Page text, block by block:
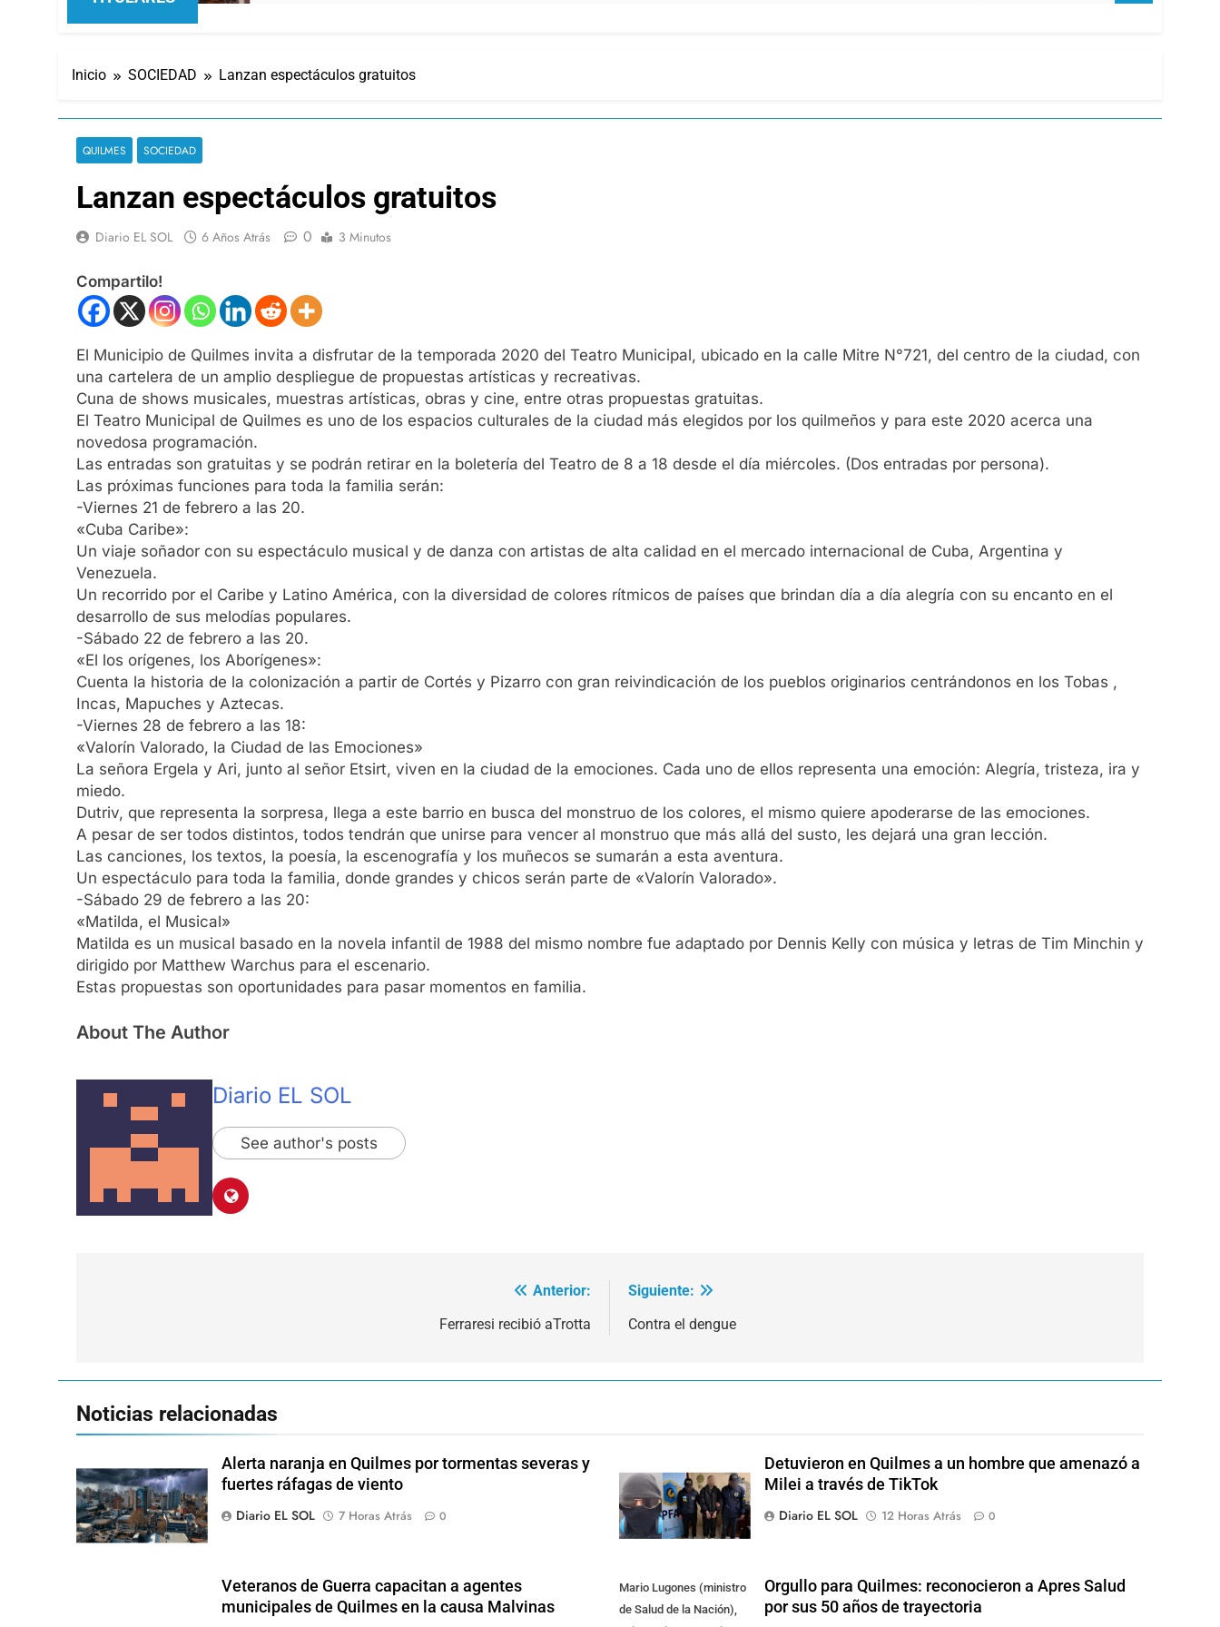
Inicio SOCIEDAD Lanzan espectáculos gratuitos
QUILMES SOCIEDAD
Lanzan espectáculos gratuitos
Diario EL SOL 6 Años Atrás 0 3 Minutos
Compartilo!
El Municipio de Quilmes invita a disfrutar de la temporada 2020 del Teatro Municipal, ubicado en la calle Mitre N°721, del centro de la ciudad, con
una cartelera de un amplio despliegue de propuestas artísticas y recreativas.
Cuna de shows musicales, muestras artísticas, obras y cine, entre otras propuestas gratuitas.
El Teatro Municipal de Quilmes es uno de los espacios culturales de la ciudad más elegidos por los quilmeños y para este 2020 acerca una
novedosa programación.
Las entradas son gratuitas y se podrán retirar en la boletería del Teatro de 8 a 18 desde el día miércoles. (Dos entradas por persona).
Las próximas funciones para toda la familia serán:
-Viernes 21 de febrero a las 20.
«Cuba Caribe»:
Un viaje soñador con su espectáculo musical y de danza con artistas de alta calidad en el mercado internacional de Cuba, Argentina y
Venezuela.
Un recorrido por el Caribe y Latino América, con la diversidad de colores rítmicos de países que brindan día a día alegría con su encanto en el
desarrollo de sus melodías populares.
-Sábado 22 de febrero a las 20.
«El los orígenes, los Aborígenes»:
Cuenta la historia de la colonización a partir de Cortés y Pizarro con gran reivindicación de los pueblos originarios centrándonos en los Tobas ,
Incas, Mapuches y Aztecas.
-Viernes 28 de febrero a las 18:
«Valorín Valorado, la Ciudad de las Emociones»
La señora Ergela y Ari, junto al señor Etsirt, viven en la ciudad de la emociones. Cada uno de ellos representa una emoción: Alegría, tristeza, ira y
miedo.
Dutriv, que representa la sorpresa, llega a este barrio en busca del monstruo de los colores, el mismo quiere apoderarse de las emociones.
A pesar de ser todos distintos, todos tendrán que unirse para vencer al monstruo que más allá del susto, les dejará una gran lección.
Las canciones, los textos, la poesía, la escenografía y los muñecos se sumarán a esta aventura.
Un espectáculo para toda la familia, donde grandes y chicos serán parte de «Valorín Valorado».
-Sábado 29 de febrero a las 20:
«Matilda, el Musical»
Matilda es un musical basado en la novela infantil de 1988 del mismo nombre fue adaptado por Dennis Kelly con música y letras de Tim Minchin y
dirigido por Matthew Warchus para el escenario.
Estas propuestas son oportunidades para pasar momentos en familia.
About The Author
Diario EL SOL
See author's posts
Anterior:
Ferraresi recibió aTrotta
Siguiente:
Contra el dengue
Noticias relacionadas
Alerta naranja en Quilmes por tormentas severas y
fuertes ráfagas de viento
Diario EL SOL
7 Horas Atrás 0
Detuvieron en Quilmes a un hombre que amenazó a
Milei a través de TikTok
Diario EL SOL
12 Horas Atrás 0
Veteranos de Guerra capacitan a agentes
municipales de Quilmes en la causa Malvinas
Mario Lugones (ministro
de Salud de la Nación),
Orgullo para Quilmes: reconocieron a Apres Salud
por sus 50 años de trayectoria